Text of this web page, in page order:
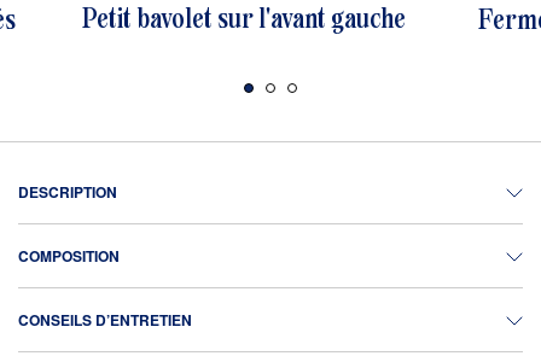
Petit bavolet sur l'avant gauche
DESCRIPTION
COMPOSITION
CONSEILS D’ENTRETIEN